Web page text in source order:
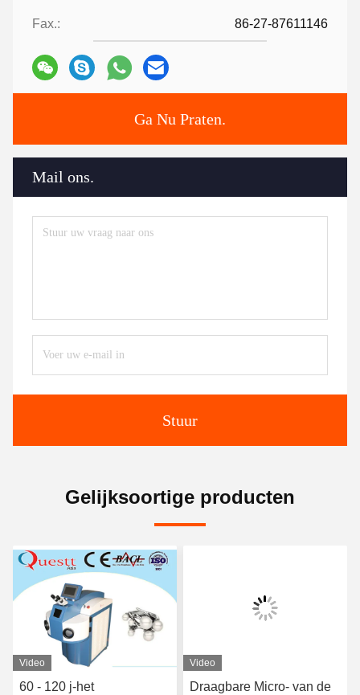
Fax.: 86-27-87611146
Ga Nu Praten.
Mail ons.
Stuur
Gelijksoortige producten
Video
60 - 120 j-het
Video
Draagbare Micro- van de